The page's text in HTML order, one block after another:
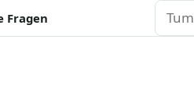
Fragen Suchen